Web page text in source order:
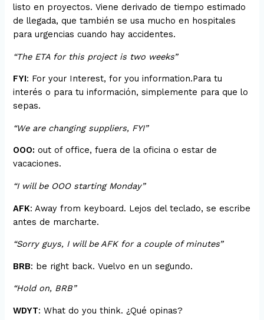
listo en proyectos. Viene derivado de tiempo estimado
de llegada, que también se usa mucho en hospitales
para urgencias cuando hay accidentes.
“The ETA for this project is two weeks”
FYI: For your Interest, for you information.Para tu
interés o para tu información, simplemente para que lo
sepas.
“We are changing suppliers, FYI”
OOO: out of office, fuera de la oficina o estar de
vacaciones.
“I will be OOO starting Monday”
AFK: Away from keyboard. Lejos del teclado, se escribe
antes de marcharte.
“Sorry guys, I will be AFK for a couple of minutes”
BRB: be right back. Vuelvo en un segundo.
“Hold on, BRB”
WDYT: What do you think. ¿Qué opinas?